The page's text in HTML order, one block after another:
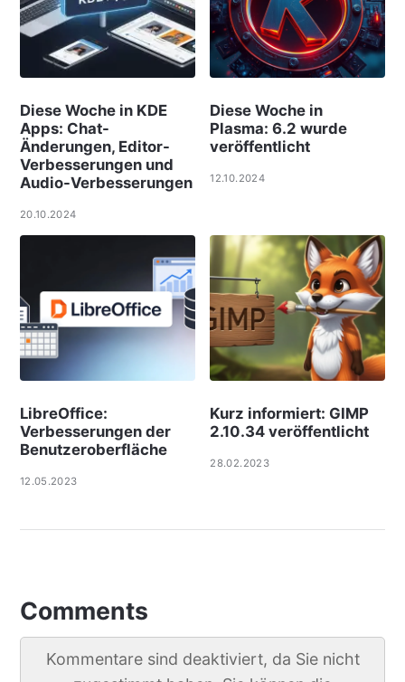
Diese Woche in KDE
Apps: Chat-
Änderungen, Editor-
Verbesserungen und
Audio-Verbesserungen
20.10.2024
Diese Woche in
Plasma: 6.2 wurde
veröffentlicht
12.10.2024
LibreOffice:
Verbesserungen der
Benutzeroberfläche
12.05.2023
Kurz informiert: GIMP
2.10.34 veröffentlicht
28.02.2023
Comments
Kommentare sind deaktiviert, da Sie nicht